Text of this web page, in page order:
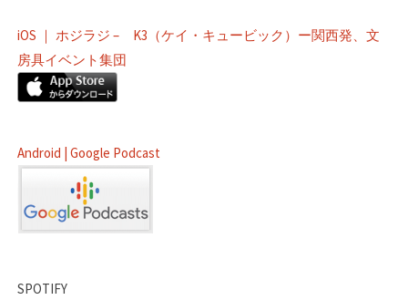
iOS ｜ ホジラジ – K3（ケイ・キュービック）ー関西発、文
房具イベント集団
Android | Google Podcast
SPOTIFY